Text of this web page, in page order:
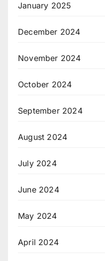
January 2025
December 2024
November 2024
October 2024
September 2024
August 2024
July 2024
June 2024
May 2024
April 2024